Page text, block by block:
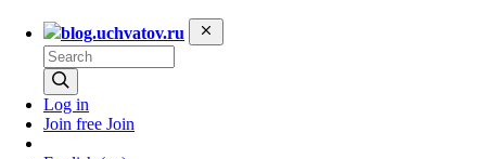
blog.uchvatov.ru
Log in
Join free Join